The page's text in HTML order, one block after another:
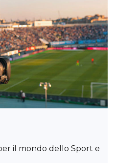
il mondo dello Sport e